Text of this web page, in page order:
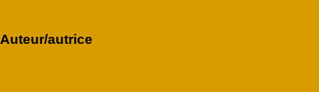
Auteur/autrice